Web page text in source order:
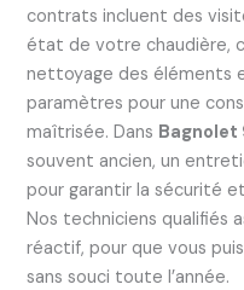
contrats incluent des
état de votre chaudière,
nettoyage des éléments
paramètres pour une
maîtrisée. Dans Bagnolet
souvent ancien, un
pour garantir la sécurité
Nos techniciens qualifiés
réactif, pour que vous
sans souci toute l’année.